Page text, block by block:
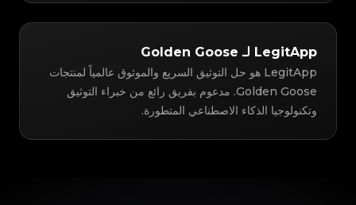
LegitApp لـ Golden Goose
LegitApp هو حل التوثيق السريع والموثوق عالمياً لمنتجات
Golden Goose. مدعوم بفريق رائع من خبراء التوثيق
وتكنولوجيا الذكاء الاصطناعي المتطورة.